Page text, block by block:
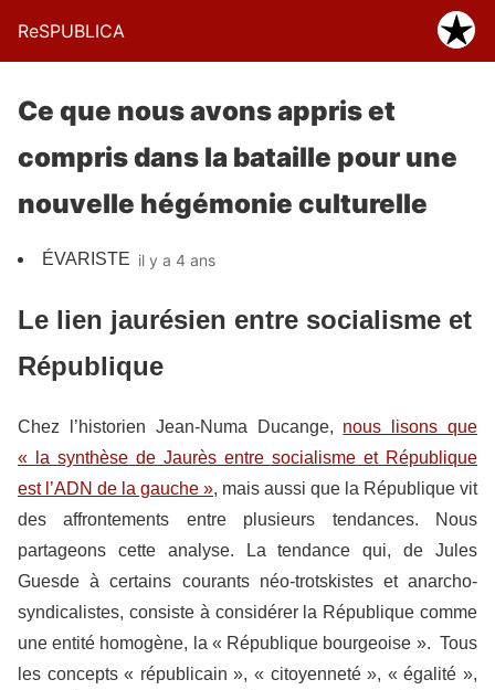
ReSPUBLICA
Ce que nous avons appris et
compris dans la bataille pour une
nouvelle hégémonie culturelle
ÉVARISTE il y a 4 ans
Le lien jaurésien entre socialisme et
République
Chez l’historien Jean-Numa Ducange, nous lisons que
« la synthèse de Jaurès entre socialisme et République
est l’ADN de la gauche », mais aussi que la République vit
des affrontements entre plusieurs tendances. Nous
partageons cette analyse. La tendance qui, de Jules
Guesde à certains courants néo-trotskistes et anarcho-
syndicalistes, consiste à considérer la République comme
une entité homogène, la « République bourgeoise ». Tous
les concepts « républicain », « citoyenneté », « égalité »,